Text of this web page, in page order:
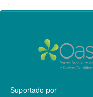
Suportado por